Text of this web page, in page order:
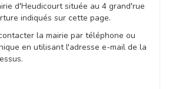
d'Heudicourt située au 4 grand'rue
indiqués sur cette page.
la mairie par téléphone ou
en utilisant l'adresse e-mail de la